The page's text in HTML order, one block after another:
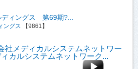
ィングス 第69期?...
ングス 【9861】